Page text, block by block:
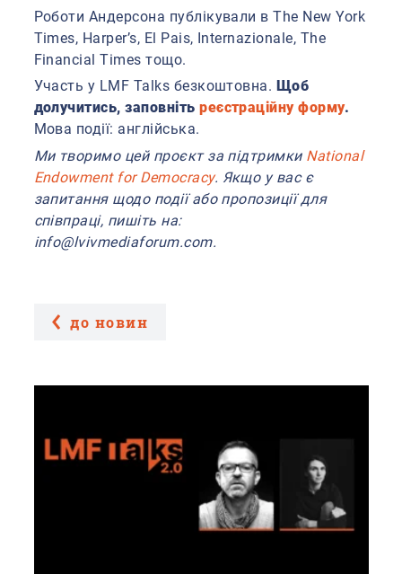
Роботи Андерсона публікували в The New York
Times, Harper’s, El Pais, Internazionale, The
Financial Times тощо.
Участь у LMF Talks безкоштовна. Щоб
долучитись, заповнітьреєстраційну форму.
Мова події: англійська.
Ми творимо цей проєкт за підтримки National
Endowment for Democracy. Якщо у вас є
запитання щодо події або пропозиції для
співпраці, пишіть на:
info@lvivmediaforum.com.
до новин